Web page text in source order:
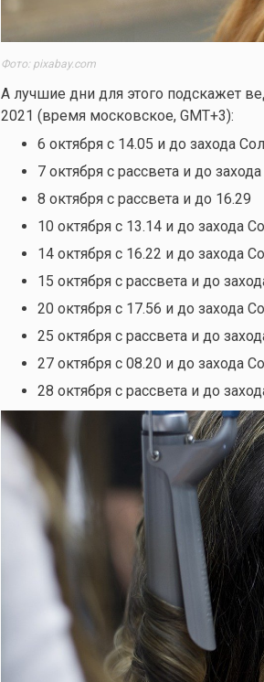
Фото: pixabay.com
А лучшие дни для этого подскажет
2021 (время московское, GMT+3):
6 октября с 14.05 и до захода
7 октября с рассвета и до
8 октября с рассвета и до 16.29
10 октября с 13.14 и до захода
14 октября с 16.22 и до захода
15 октября с рассвета и до
20 октября с 17.56 и до захода
25 октября с рассвета и до
27 октября с 08.20 и до захода
28 октября с рассвета и до